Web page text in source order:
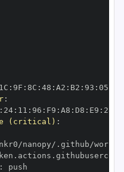
1C : 9F : 8C : 48 : A2 : B2 : 93 : 05
:
: 24: 11 : 96 : F9 : A8 : D8 : E9 : 28
(critical) :
nanopy/.github/